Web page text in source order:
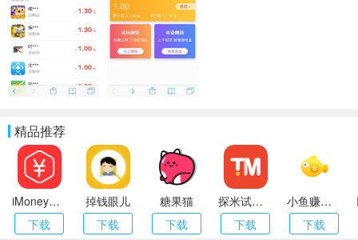
精品推荐
iMoney（爱盈利）
下载
掉钱眼儿
下载
糖果猫
下载
探米试玩app
下载
小鱼赚钱APP
下载